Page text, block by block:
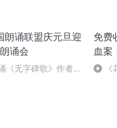
朗诵联盟庆元旦迎
诵会
《无字碑歌》作者：
免费
血案